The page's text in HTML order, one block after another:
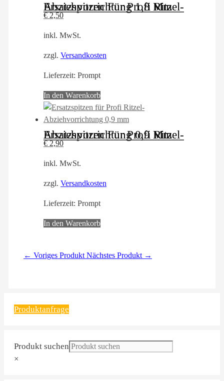
Ersatzspitzen Für Profi Ritzel-Abziehvorrichtung 1,8 Mm
€2,50
inkl. MwSt.
zzgl. Versandkosten
Lieferzeit: Prompt
In den Warenkorb
Ersatzspitzen Für Profi Ritzel-Abziehvorrichtung 0,9 Mm
€2,90
inkl. MwSt.
zzgl. Versandkosten
Lieferzeit: Prompt
In den Warenkorb
← Voriges Produkt Nächstes Produkt →
Produktanfrage
Produkt suchen
×